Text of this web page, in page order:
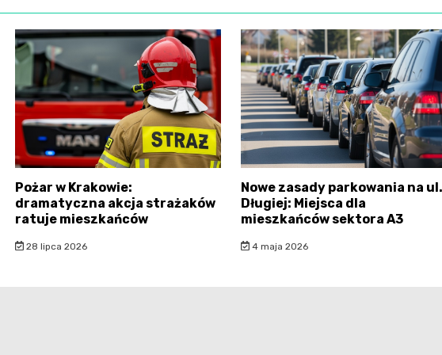
Pożar w Krakowie:
dramatyczna akcja strażaków
ratuje mieszkańców
28 lipca 2026
Nowe zasady parkowania na ul.
Długiej: Miejsca dla
mieszkańców sektora A3
4 maja 2026